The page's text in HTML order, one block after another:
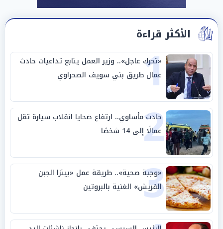
الأكثر قراءة
1
«تحرك عاجل».. وزير العمل يتابع تداعيات حادث
عمال طريق بني سويف الصحراوي
2
حادث مأساوي.. ارتفاع ضحايا انقلاب سيارة تقل
عمالًا إلى 14 شخصًا
3
«وجبة صحية».. طريقة عمل «بيتزا الجبن
القريش» الغنية بالبروتين